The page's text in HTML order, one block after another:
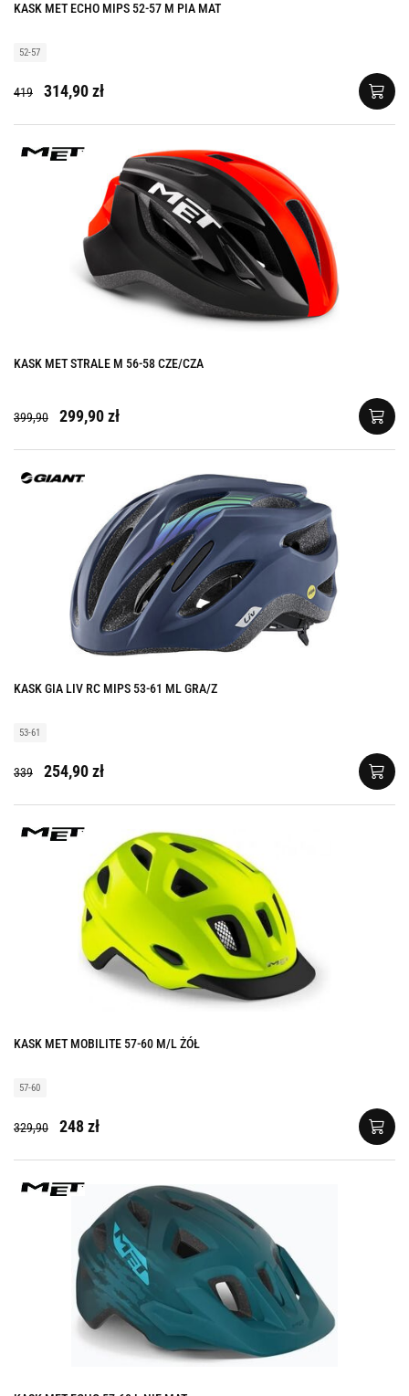
KASK MET ECHO MIPS 52-57 M PIA MAT
52-57
419 314,90 zł
KASK MET STRALE M 56-58 CZE/CZA
399,90 299,90 zł
KASK GIA LIV RC MIPS 53-61 ML GRA/Z
53-61
339 254,90 zł
KASK MET MOBILITE 57-60 M/L ŻÓŁ
57-60
329,90 248 zł